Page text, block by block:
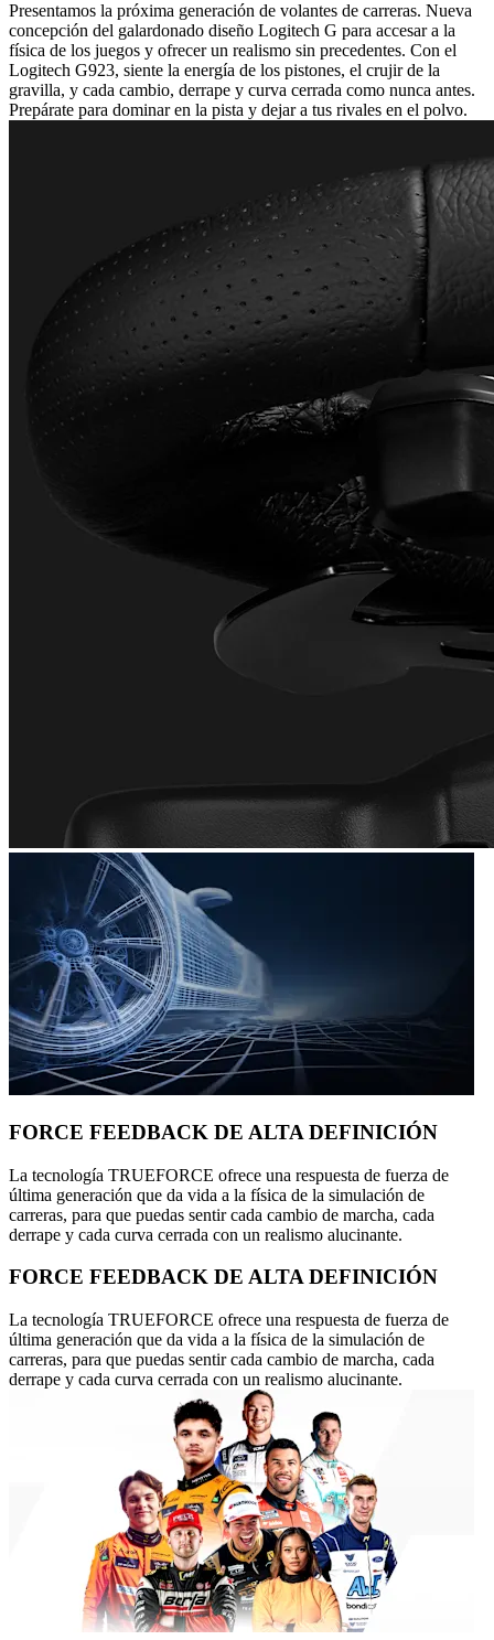
Presentamos la próxima generación de volantes de carreras. Nueva
concepción del galardonado diseño Logitech G para accesar a la
física de los juegos y ofrecer un realismo sin precedentes. Con el
Logitech G923, siente la energía de los pistones, el crujir de la
gravilla, y cada cambio, derrape y curva cerrada como nunca antes.
Prepárate para dominar en la pista y dejar a tus rivales en el polvo.
FORCE FEEDBACK DE ALTA DEFINICIÓN
La tecnología TRUEFORCE ofrece una respuesta de fuerza de
última generación que da vida a la física de la simulación de
carreras, para que puedas sentir cada cambio de marcha, cada
derrape y cada curva cerrada con un realismo alucinante.
FORCE FEEDBACK DE ALTA DEFINICIÓN
La tecnología TRUEFORCE ofrece una respuesta de fuerza de
última generación que da vida a la física de la simulación de
carreras, para que puedas sentir cada cambio de marcha, cada
derrape y cada curva cerrada con un realismo alucinante.